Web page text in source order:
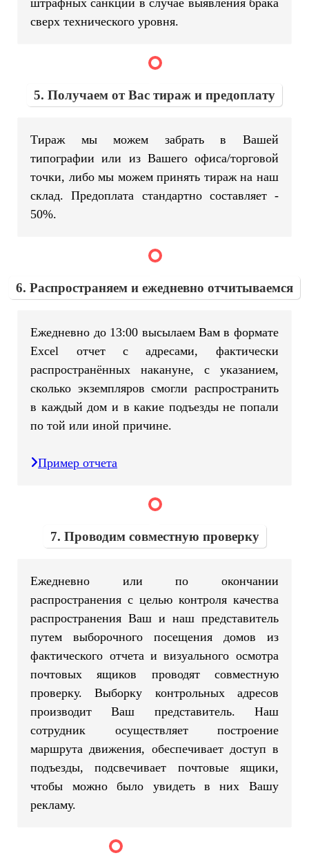
сверх технического уровня.
5. Получаем от Вас тираж и предоплату
Тираж мы можем забрать в Вашей
типографии или из Вашего офиса/торговой
точки, либо мы можем принять тираж на наш
склад. Предоплата стандартно составляет -
50%.
6. Распространяем и ежедневно отчитываемся
Ежедневно до 13:00 высылаем Вам в формате
Excel отчет с адресами, фактически
распространённых накануне, с указанием,
сколько экземпляров смогли распространить
в каждый дом и в какие подъезды не попали
по той или иной причине.
Пример отчета
7. Проводим совместную проверку
Ежедневно или по окончании
распространения с целью контроля качества
распространения Ваш и наш представитель
путем выборочного посещения домов из
фактического отчета и визуального осмотра
почтовых ящиков проводят совместную
проверку. Выборку контрольных адресов
производит Ваш представитель. Наш
сотрудник осуществляет построение
маршрута движения, обеспечивает доступ в
подъезды, подсвечивает почтовые ящики,
чтобы можно было увидеть в них Вашу
рекламу.